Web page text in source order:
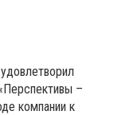
–
компании к